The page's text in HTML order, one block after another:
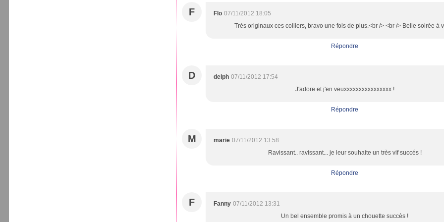
F Flo 07/11/2012 18:05
Très originaux ces colliers, bravo une fois de plus.<br /> <br /> Belle soirée à
Répondre
D delph 07/11/2012 17:54
J'adore et j'en veuxxxxxxxxxxxxxxxx !
Répondre
M marie 07/11/2012 13:58
Ravissant.. ravissant... je leur souhaite un très vif succés !
Répondre
F Fanny 07/11/2012 13:31
Un bel ensemble promis à un chouette succès !